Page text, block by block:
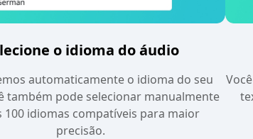
o idioma do áudio
automaticamente o idioma do seu
também pode selecionar manualmente
100 idiomas compatíveis para maior
precisão.